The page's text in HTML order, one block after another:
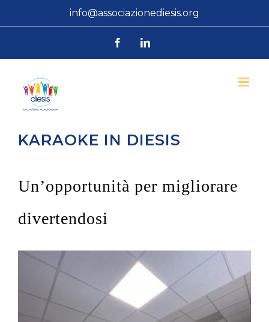
info@associazionediesis.org
FacebookLinkedIn
KARAOKE IN DIESIS
Un’opportunità per migliorare
divertendosi